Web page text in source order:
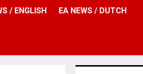
/ ENGLISH EA NEWS / DUTCH